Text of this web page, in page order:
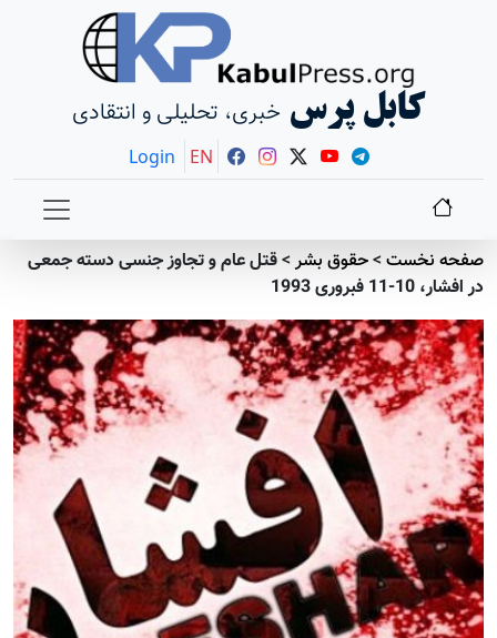
کابل پرس خبری، تحلیلی و انتقادی
Login EN
صفحه نخست>حقوق بشر>قتل عام و تجاوز جنسی دسته جمعی
در افشار، 10-11 فبروری 1993